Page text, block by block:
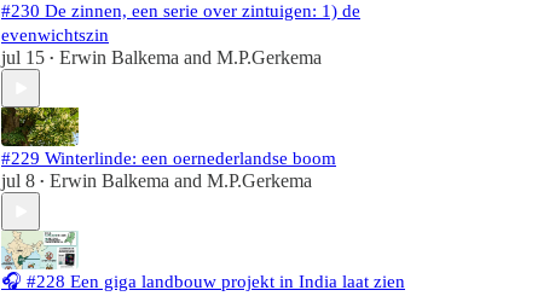
#230 De zinnen, een serie over zintuigen: 1) de
evenwichtszin
jul 15 • Erwin Balkema and M.P.Gerkema
#229 Winterlinde: een oernederlandse boom
jul 8 • Erwin Balkema and M.P.Gerkema
🎧 #228 Een giga landbouw projekt in India laat zien